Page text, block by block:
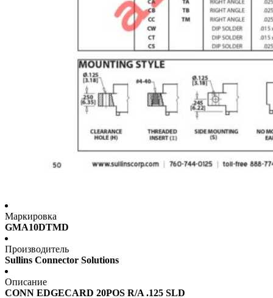
Маркировка
GMA10DTMD
Производитель
Sullins Connector Solutions
Описание
CONN EDGECARD 20POS R/A .125 SLD